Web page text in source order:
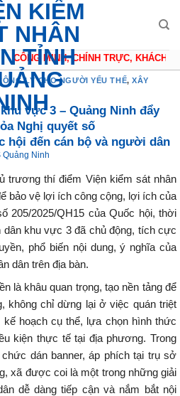
CÔNG MINH, CHÍNH TRỰC, KHÁCH
LÝ CHO NGƯỜI YẾU THẾ,XÂY
vực 3 – Quảng Ninh đẩy
Nghị quyết số
hội đến cán bộ và người dân
Quảng Ninh
trương thí điểm Viện kiểm sát nhân
bảo vệ lợi ích công cộng, lợi ích của
205/2025/QH15 của Quốc hội, thời
dân khu vực 3 đã chủ động, tích cực
phổ biến nội dung, ý nghĩa của
dân trên địa bàn.
là khâu quan trọng, tạo nền tảng để
không chỉ dừng lại ở việc quán triệt
hoạch cụ thể, lựa chọn hình thức
kiện thực tế tại địa phương. Trong
dán banner, áp phích tại trụ sở
xã được coi là một trong những giải
dễ dàng tiếp cận và nắm bắt nội